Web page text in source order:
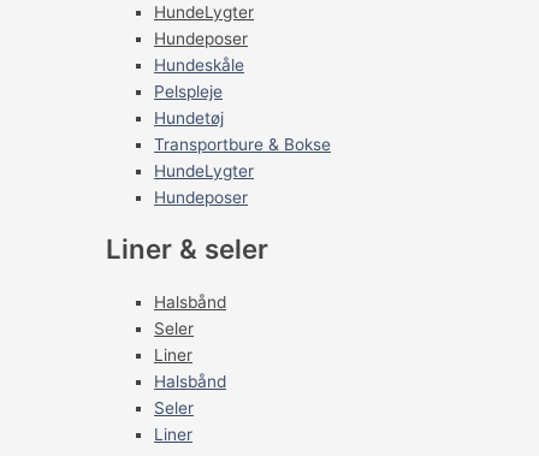
HundeLygter
Hundeposer
Hundeskåle
Pelspleje
Hundetøj
Transportbure & Bokse
HundeLygter
Hundeposer
Liner & seler
Halsbånd
Seler
Liner
Halsbånd
Seler
Liner